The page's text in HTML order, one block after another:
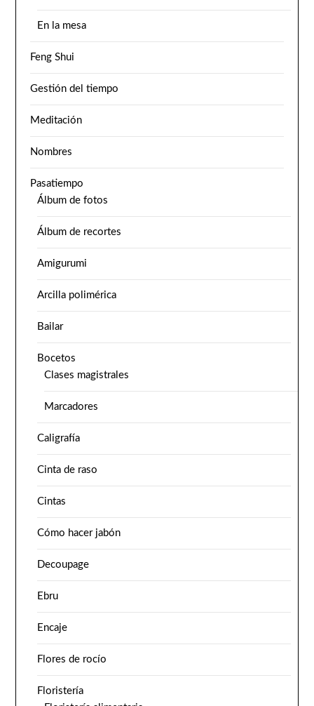
En la mesa
Feng Shui
Gestión del tiempo
Meditación
Nombres
Pasatiempo
Álbum de fotos
Álbum de recortes
Amigurumi
Arcilla polimérica
Bailar
Bocetos
Clases magistrales
Marcadores
Caligrafía
Cinta de raso
Cintas
Cómo hacer jabón
Decoupage
Ebru
Encaje
Flores de rocío
Floristería